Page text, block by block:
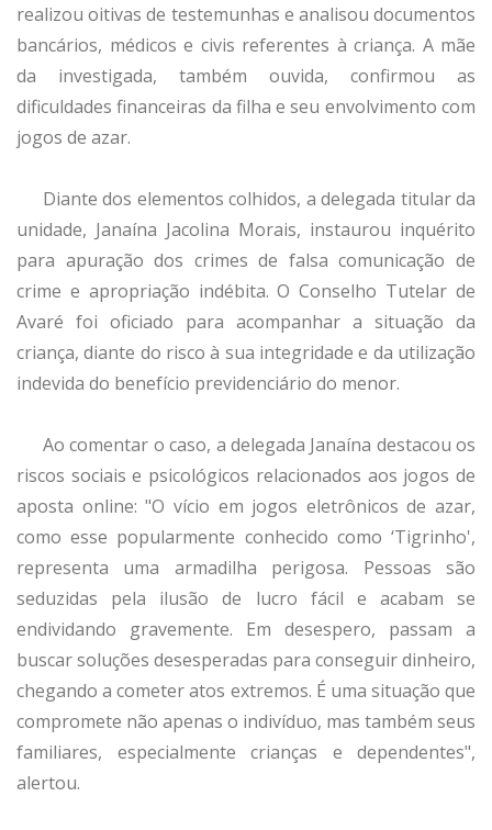
realizou oitivas de testemunhas e analisou documentos
bancários, médicos e civis referentes à criança. A mãe
da investigada, também ouvida, confirmou as
dificuldades financeiras da filha e seu envolvimento com
jogos de azar.
Diante dos elementos colhidos, a delegada titular da
unidade, Janaína Jacolina Morais, instaurou inquérito
para apuração dos crimes de falsa comunicação de
crime e apropriação indébita. O Conselho Tutelar de
Avaré foi oficiado para acompanhar a situação da
criança, diante do risco à sua integridade e da utilização
indevida do benefício previdenciário do menor.
Ao comentar o caso, a delegada Janaína destacou os
riscos sociais e psicológicos relacionados aos jogos de
aposta online: "O vício em jogos eletrônicos de azar,
como esse popularmente conhecido como ‘Tigrinho',
representa uma armadilha perigosa. Pessoas são
seduzidas pela ilusão de lucro fácil e acabam se
endividando gravemente. Em desespero, passam a
buscar soluções desesperadas para conseguir dinheiro,
chegando a cometer atos extremos. É uma situação que
compromete não apenas o indivíduo, mas também seus
familiares, especialmente crianças e dependentes",
alertou.